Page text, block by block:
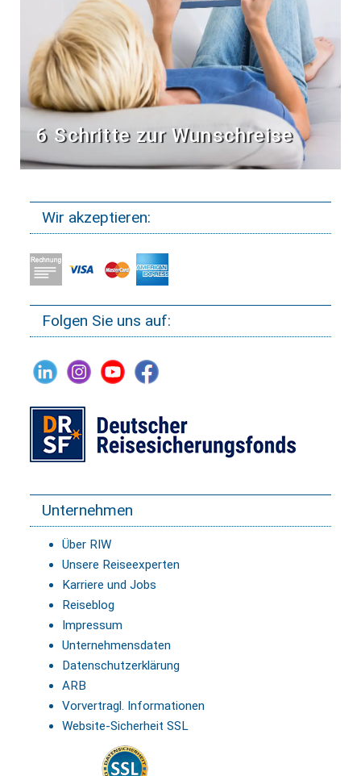
6 Schritte zur Wunschreise
Wir akzeptieren:
Folgen Sie uns auf:
Unternehmen
Über RIW
Unsere Reiseexperten
Karriere und Jobs
Reiseblog
Impressum
Unternehmensdaten
Datenschutzerklärung
ARB
Vorvertragl. Informationen
Website-Sicherheit SSL